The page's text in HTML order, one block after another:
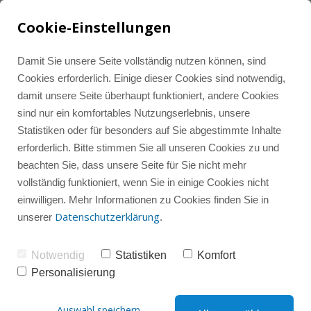
LinkedIn Marketing
Instagram Marketing
Instagram-Gruppencoaching
Sparring
Alle Beiträge
Instagram
LinkedIn
Social Media
Tools und Ressourcen
Instagram-Wissenshub
Instagram-Check
Cookie-Einstellungen
Damit Sie unsere Seite vollständig nutzen können, sind
Cookies erforderlich. Einige dieser Cookies sind notwendig,
damit unsere Seite überhaupt funktioniert, andere Cookies
sind nur ein komfortables Nutzungserlebnis, unsere
Statistiken oder für besonders auf Sie abgestimmte Inhalte
erforderlich. Bitte stimmen Sie all unseren Cookies zu und
beachten Sie, dass unsere Seite für Sie nicht mehr
vollständig funktioniert, wenn Sie in einige Cookies nicht
einwilligen. Mehr Informationen zu Cookies finden Sie in
unserer Datenschutzerklärung.
Notwendig Statistiken
Komfort
Personalisierung